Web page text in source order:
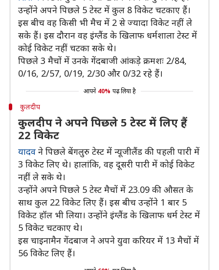
उन्होंने अपने पिछले 5 टेस्ट में कुल 8 विकेट चटकाए हैं।
इस बीच वह किसी भी मैच में 2 से ज्यादा विकेट नहीं ले
सके हैं। इस दौरान वह इंग्लैंड के खिलाफ धर्मशाला टेस्ट में
कोई विकेट नहीं चटका सके थे।
पिछले 3 मैचों में उनके गेंदबाजी आंकड़े क्रमशः 2/84,
0/16, 2/57, 0/19, 2/30 और 0/32 रहे हैं।
आपने 40% पढ़ लिया है
कुलदीप
कुलदीप ने अपने पिछले 5 टेस्ट में लिए हैं
22 विकेट
यादव ने पिछले बेंगलुरु टेस्ट में न्यूजीलैंड की पहली पारी में
3 विकेट लिए थे। हालांकि, वह दूसरी पारी में कोई विकेट
नहीं ले सके थे।
उन्होंने अपने पिछले 5 टेस्ट मैचों में 23.09 की औसत के
साथ कुल 22 विकेट लिए हैं। इस बीच उन्होंने 1 बार 5
विकेट हॉल भी लिया। उन्होंने इंग्लैंड के खिलाफ धर्म टेस्ट में
5 विकेट चटकाए थे।
इस चाइनामैन गेंदबाज ने अपने युवा करियर में 13 मैचों में
56 विकेट लिए हैं।